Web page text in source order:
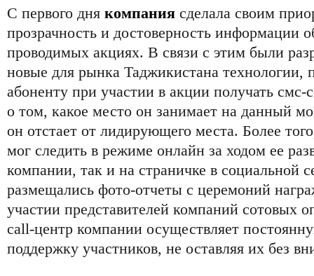
С первого дня компания сделала своим
прозрачность и достоверность информации
проводимых акциях. В связи с этим были
новые для рынка Таджикистана
абоненту при участии в акции получать
о том, какое место он занимает на данный
он отстает от лидирующего места. Более
мог следить в режиме онлайн за ходом ее
компании, так и на страничке в социальной
размещались фото-отчеты с церемоний
участии представителей компаний сотовых
call-центр компании осуществляет
поддержку участников, не оставляя их без